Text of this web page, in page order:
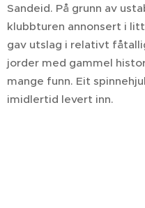
Sandeid. På grunn av
klubbturen annonsert i
gav utslag i relativt
jorder med gammel
mange funn. Eit
imidlertid levert inn.